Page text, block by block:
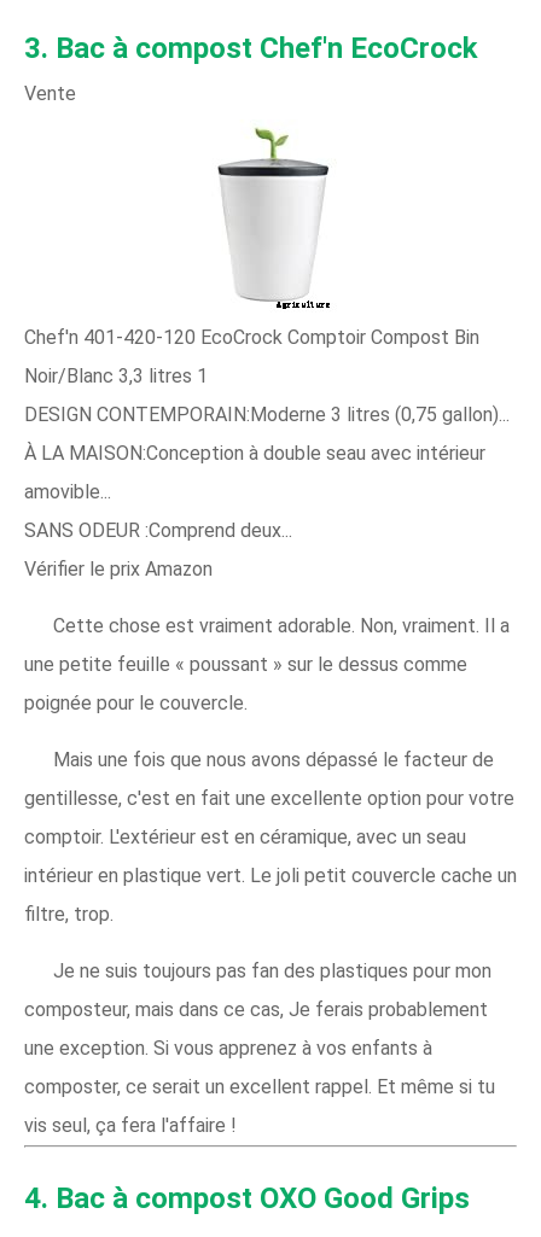
3. Bac à compost Chef'n EcoCrock
Vente
Chef'n 401-420-120 EcoCrock Comptoir Compost Bin
Noir/Blanc 3,3 litres 1
DESIGN CONTEMPORAIN:Moderne 3 litres (0,75 gallon)...
À LA MAISON:Conception à double seau avec intérieur
amovible...
SANS ODEUR :Comprend deux...
Vérifier le prix Amazon
Cette chose est vraiment adorable. Non, vraiment. Il a
une petite feuille « poussant » sur le dessus comme
poignée pour le couvercle.
Mais une fois que nous avons dépassé le facteur de
gentillesse, c'est en fait une excellente option pour votre
comptoir. L'extérieur est en céramique, avec un seau
intérieur en plastique vert. Le joli petit couvercle cache un
filtre, trop.
Je ne suis toujours pas fan des plastiques pour mon
composteur, mais dans ce cas, Je ferais probablement
une exception. Si vous apprenez à vos enfants à
composter, ce serait un excellent rappel. Et même si tu
vis seul, ça fera l'affaire !
4. Bac à compost OXO Good Grips